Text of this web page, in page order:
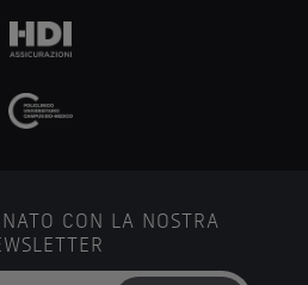
CON LA NOSTRA